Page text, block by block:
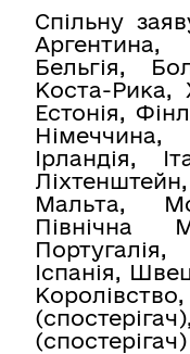
Спільну
Аргентина,
Бельгія,
Коста-Рика,
Естонія,
Ірландія,
Мальта,
Північна
Іспанія,